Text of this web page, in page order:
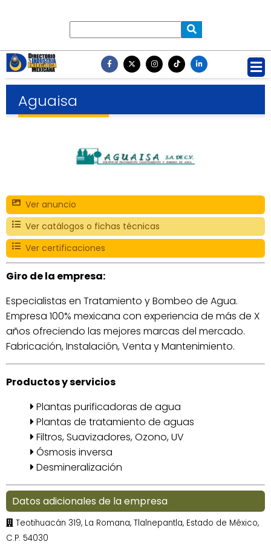
Aguaisa
Ver anuncio
Ver catálogos o fichas técnicas
Ver certificaciones
Giro de la empresa:
Especialistas en Tratamiento y Bombeo de Agua.
Empresa 100% mexicana con experiencia de más de X
años ofreciendo las mejores marcas del mercado.
Fabricación, Instalación, Venta y Mantenimiento.
Productos y servicios
Plantas purificadoras de agua
Plantas de tratamiento de aguas
Filtros, Suavizadores, Ozono, UV
Ósmosis inversa
Desmineralización
Datos adicionales de la empresa
Teotihuacán 319, La Romana, Tlalnepantla, Estado de México,
C.P. 54030